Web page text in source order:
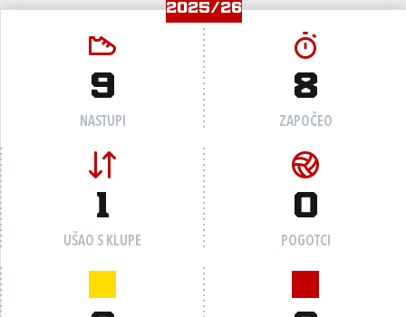
2025/26
9
NASTUPI
8
ZAPOČEO
1
UŠAO S KLUPE
0
POGOTCI